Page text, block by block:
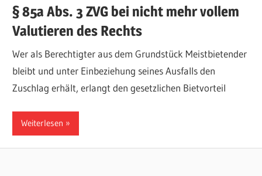
§ 85a Abs. 3 ZVG bei nicht mehr vollem
Valutieren des Rechts
Wer als Berechtigter aus dem Grundstück Meistbietender
bleibt und unter Einbeziehung seines Ausfalls den
Zuschlag erhält, erlangt den gesetzlichen Bietvorteil
Weiterlesen